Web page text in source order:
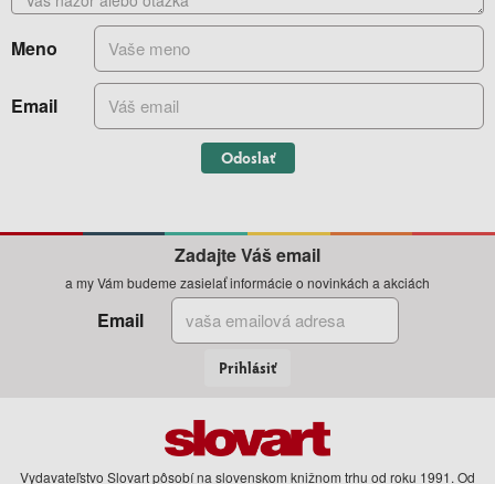
Meno
Email
Odoslať
Zadajte Váš email
a my Vám budeme zasielať informácie o novinkách a akciách
Email
Prihlásiť
Vydavateľstvo Slovart pôsobí na slovenskom knižnom trhu od roku 1991. Od